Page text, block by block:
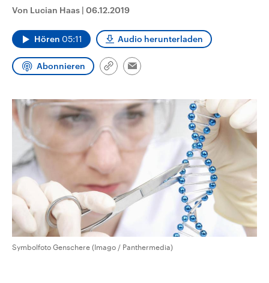
und Hintergründe zu den Parteien
und Kandidaten der anstehenden
Sendungen Programm
Audio-Archiv
Von Lucian Haas | 06.12.2019
Hören 05:11 Audio herunterladen
Abonnieren
Link
Email
Symbolfoto Genschere (Imago / Panthermedia)